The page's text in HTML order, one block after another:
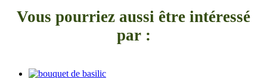
Vous pourriez aussi être intéressé
par :